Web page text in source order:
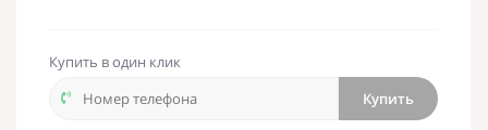
Купить в один клик
Купить